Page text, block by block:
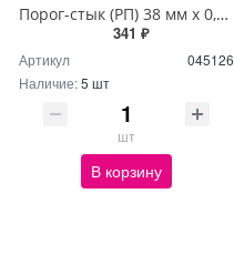
Порог-стык (РП) 38 мм х 0,9м Дуб браун
341 ₽
Артикул
045126
Наличие:5 шт
шт
В корзину